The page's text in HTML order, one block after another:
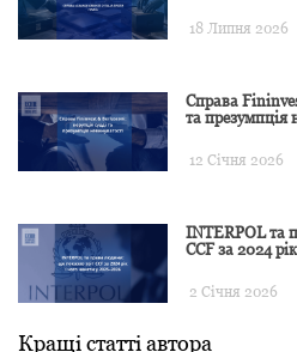
18 Липня 2026
Справа
та презумпція
12 Січня 2026
INTERPOL та
CCF за 2024
2 Січня 2026
Кращі статті автора